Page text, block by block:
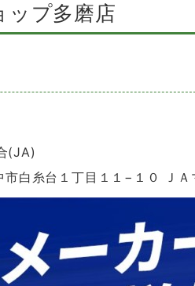
ップ多磨店
(JA)
白糸台１丁目１１−１０ ＪＡ